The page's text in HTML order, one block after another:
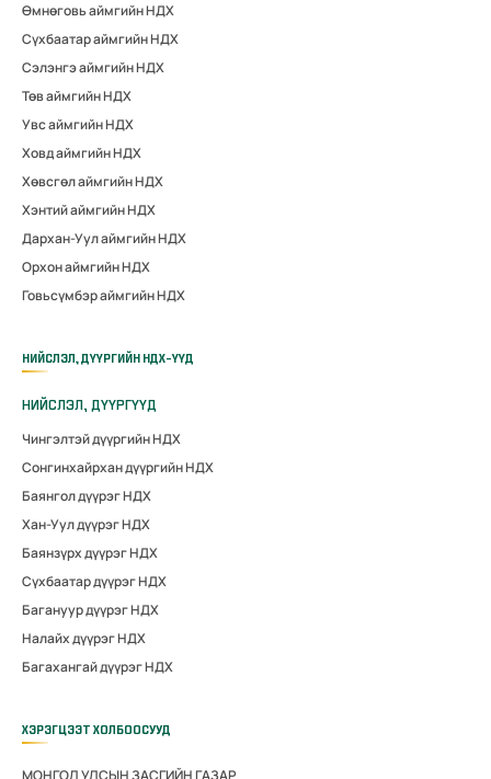
Өмнөговь аймгийн НДХ
Сүхбаатар аймгийн НДХ
Сэлэнгэ аймгийн НДХ
Төв аймгийн НДХ
Увс аймгийн НДХ
Ховд аймгийн НДХ
Хөвсгөл аймгийн НДХ
Хэнтий аймгийн НДХ
Дархан-Уул аймгийн НДХ
Орхон аймгийн НДХ
Говьсүмбэр аймгийн НДХ
НИЙСЛЭЛ, ДҮҮРГИЙН НДХ-ҮҮД
НИЙСЛЭЛ, ДҮҮРГҮҮД
Чингэлтэй дүүргийн НДХ
Сонгинхайрхан дүүргийн НДХ
Баянгол дүүрэг НДХ
Хан-Уул дүүрэг НДХ
Баянзүрх дүүрэг НДХ
Сүхбаатар дүүрэг НДХ
Багануур дүүрэг НДХ
Налайх дүүрэг НДХ
Багахангай дүүрэг НДХ
ХЭРЭГЦЭЭТ ХОЛБООСУУД
МОНГОЛ УЛСЫН ЗАСГИЙН ГАЗАР